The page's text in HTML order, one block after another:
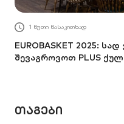
1 წუთი წასაკითხად
EUROBASKET 2025:
შევაგროვოთ PLUS
ᲗᲐᲒᲔᲑᲘ